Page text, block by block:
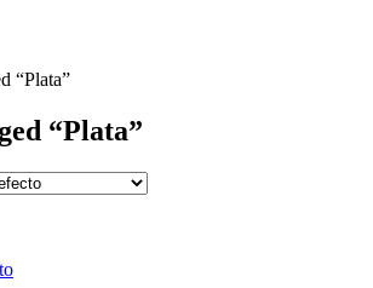
“Plata”
“Plata”